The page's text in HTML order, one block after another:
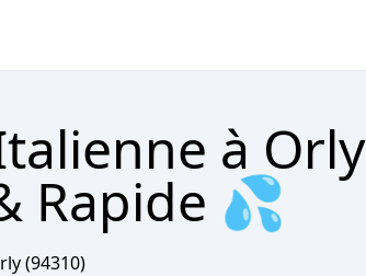
à Orly
Rapide 💦
(94310)